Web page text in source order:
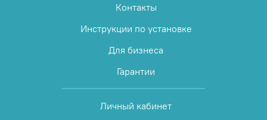
Контакты
Инструкции по установке
Для бизнеса
Гарантии
Личный кабинет